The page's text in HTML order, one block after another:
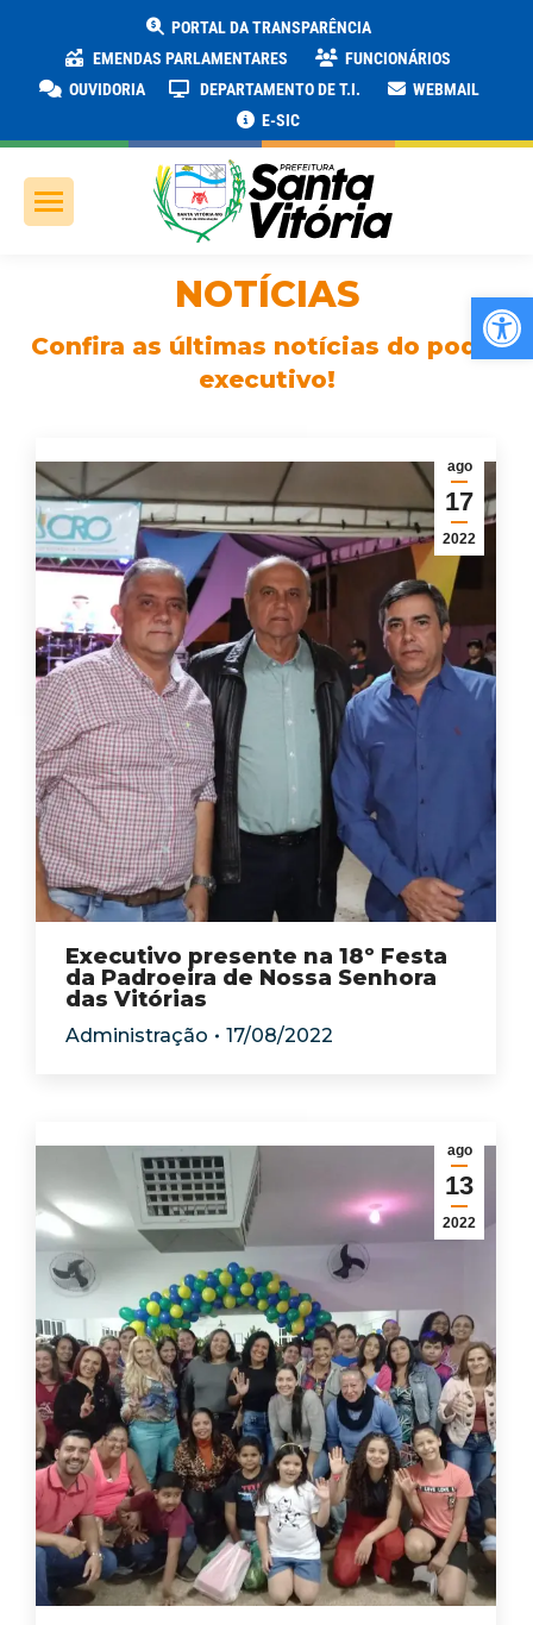
PORTAL DA TRANSPARÊNCIA
EMENDAS PARLAMENTARES
FUNCIONÁRIOS
OUVIDORIA
DEPARTAMENTO DE T.I.
WEBMAIL
E-SIC
NOTÍCIAS
Confira as últimas notícias do poder
executivo!
ago
17
2022
Executivo presente na 18º Festa
da Padroeira de Nossa Senhora
das Vitórias
Administração 17/08/2022
ago
13
2022